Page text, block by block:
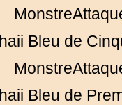
Bleu de
Bleu de